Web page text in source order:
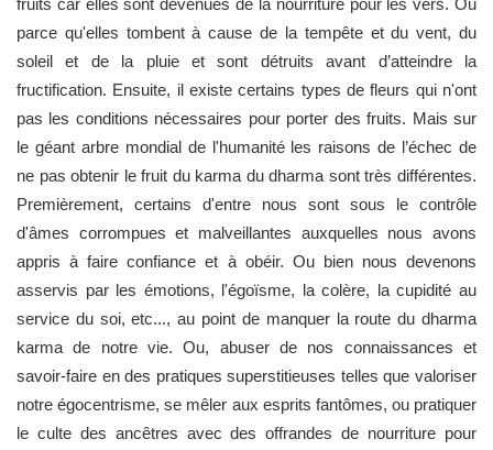
parce qu'elles tombent à cause de la tempête et du vent, du
soleil et de la pluie et sont détruits avant d’atteindre la
fructification. Ensuite, il existe certains types de fleurs qui n'ont
pas les conditions nécessaires pour porter des fruits. Mais sur
le géant arbre mondial de l'humanité les raisons de l’échec de
ne pas obtenir le fruit du karma du dharma sont très différentes.
Premièrement, certains d'entre nous sont sous le contrôle
d'âmes corrompues et malveillantes auxquelles nous avons
appris à faire confiance et à obéir. Ou bien nous devenons
asservis par les émotions, l'égoïsme, la colère, la cupidité au
service du soi, etc..., au point de manquer la route du dharma
karma de notre vie. Ou, abuser de nos connaissances et
savoir-faire en des pratiques superstitieuses telles que valoriser
notre égocentrisme, se mêler aux esprits fantômes, ou pratiquer
le culte des ancêtres avec des offrandes de nourriture pour